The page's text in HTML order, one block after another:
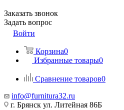
Заказать звонок
Задать вопрос
Войти
Корзина0
Избранные товары0
Сравнение товаров0
info@furnitura32.ru
г. Брянск ул. Литейная 86Б